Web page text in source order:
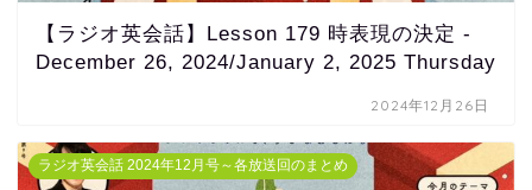
【ラジオ英会話】Lesson 179 時表現の決定 -
December 26, 2024/January 2, 2025 Thursday
2024年12月26日
ラジオ英会話 2024年12月号～各放送回のまとめ